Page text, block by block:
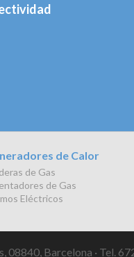
de Calor
de Gas
de Gas
Eléctricos
08840, Barcelona · Tel.